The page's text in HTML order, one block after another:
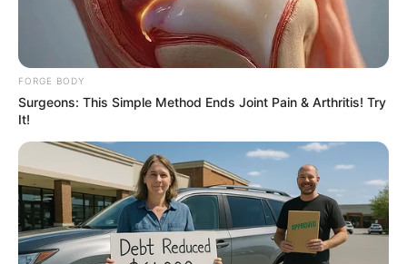
ช่วงวันที่ 11 – 20เรื่องให้ต้องคิดหลายเรื่อง บางเรื่องอาจ
ต้องตัดออกไปบ้าง ถึงคิดมากไปก็ไม่เกิดประโยชน์ อาจเป็น
เหตุให้คุณล้มป่วยเพราะพักผ่อนไม่พอได้ การงานเอาจริง
เอาจังดี ทำให้งานออกมามีประสิทธิภาพ ได้รับคำชมจาก
ผู้ใหญ่ แต่ช่วงนี้อาจเจออุปสรรค ประสานงานยาก ปัญหา
เยอะ ต้องค่อยๆทำไป อย่าไปหวังพึ่งพาใคร ส่วนใหญ่คนที่
เข้ามาช่วยจะเพิ่มความเดือดร้อนให้เสียมากกว่า การเงินใช้
จ่ายคล่อง แต่จะมีค่าใช้จ่ายเกี่ยวกับค่ายา ค่ารักษาเพิ่ม ช่วง
นี้ไม่เหมาะช่วยเหลือ หรือให้ใครหยิบยืมจะเสียความรู้สึก
FORGE BODY
Surgeons: This Simple Method Ends Joint Pain & Arthritis! Try
It!